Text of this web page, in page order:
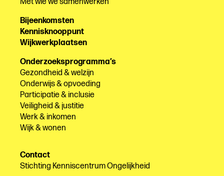
Bijeenkomsten
Kennisknooppunt
Wijkwerkplaatsen
Onderzoeksprogramma’s
Gezondheid & welzijn
Onderwijs & opvoeding
Participatie & inclusie
Veiligheid & justitie
Werk & inkomen
Wijk & wonen
Contact
Stichting Kenniscentrum Ongelijkheid